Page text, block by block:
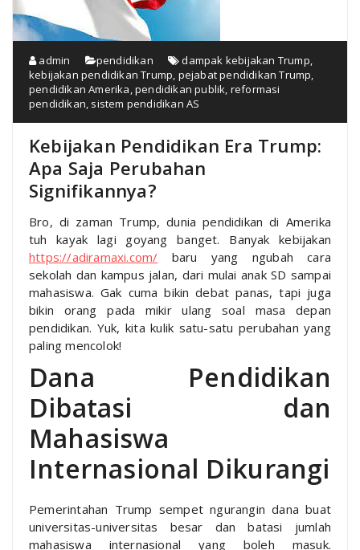
admin pendidikan dampak kebijakan Trump,
kebijakan pendidikan Trump, pejabat pendidikan Trump,
pendidikan Amerika,pendidikan publik, reformasi
pendidikan, sistem pendidikan AS
Kebijakan Pendidikan Era Trump:
Apa Saja Perubahan
Signifikannya?
Bro, di zaman Trump, dunia pendidikan di Amerika
tuh kayak lagi goyang banget. Banyak kebijakan
https://adiramaxi.com/ baru yang ngubah cara
sekolah dan kampus jalan, dari mulai anak SD sampai
mahasiswa. Gak cuma bikin debat panas, tapi juga
bikin orang pada mikir ulang soal masa depan
pendidikan. Yuk, kita kulik satu-satu perubahan yang
paling mencolok!
Dana Pendidikan
Dibatasi dan
Mahasiswa
Internasional Dikurangi
Pemerintahan Trump sempet ngurangin dana buat
universitas-universitas besar dan batasi jumlah
mahasiswa internasional yang boleh masuk.